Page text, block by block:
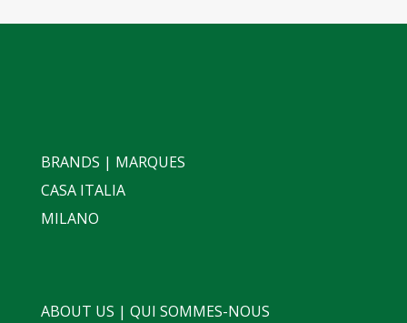
BRANDS | MARQUES
CASA ITALIA
MILANO
ABOUT US | QUI SOMMES-NOUS